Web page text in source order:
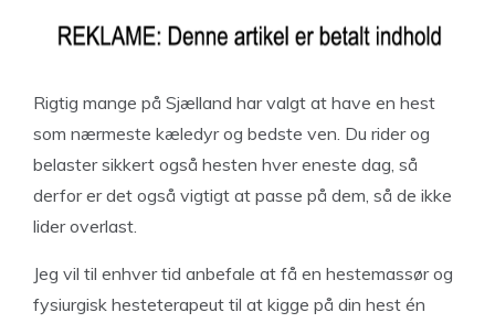
Rigtig mange på Sjælland har valgt at have en hest
som nærmeste kæledyr og bedste ven. Du rider og
belaster sikkert også hesten hver eneste dag, så
derfor er det også vigtigt at passe på dem, så de ikke
lider overlast.
Jeg vil til enhver tid anbefale at få en hestemassør og
fysiurgisk hesteterapeut til at kigge på din hest én